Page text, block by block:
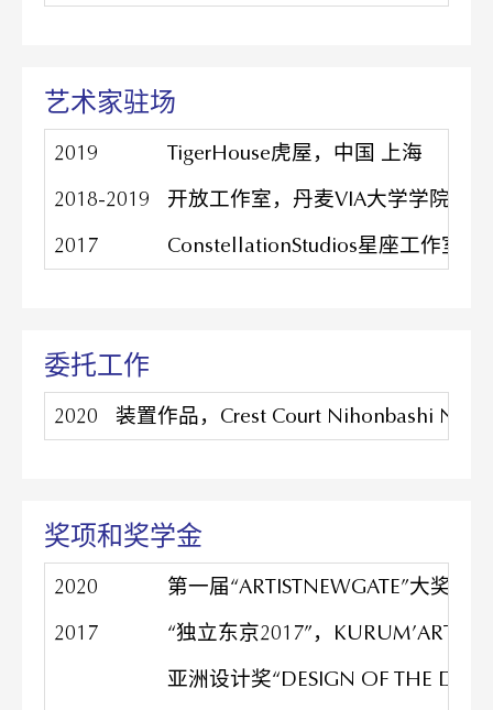
艺术家驻场
2019
TigerHouse虎屋，中国 上海
2018-2019
开放工作室，丹⻨VIA大学学院，
2017
ConstellationStudios星座工作室，
委托工作
2020 装置作品，Crest Court Nihonbashi
奖项和奖学金
2020
第一届“ARTISTNEWGATE”大奖赛
2017
“独立东京2017”，
亚洲设计奖“DESIGN OF THE DAY